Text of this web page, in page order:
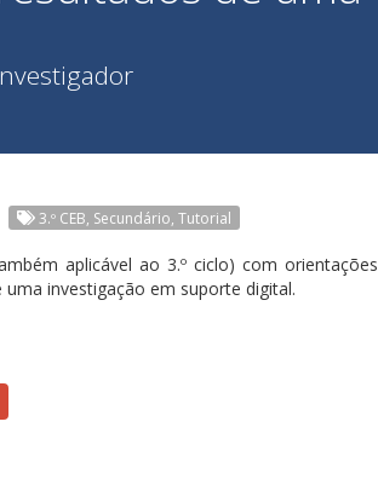
3.º CEB, Secundário, Tutorial
aplicável ao 3.º ciclo) com orientações
investigação em suporte digital.